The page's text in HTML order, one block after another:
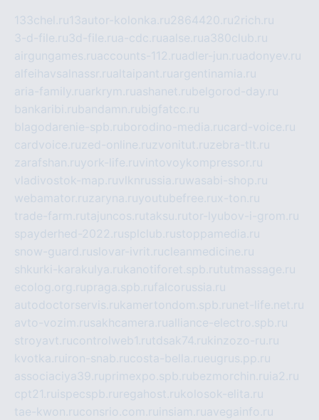
133chel.ru13autor-kolonka.ru2864420.ru2rich.ru
3-d-file.ru3d-file.rua-cdc.ruaalse.rua380club.ru
airgungames.ruaccounts-112.ruadler-jun.ruadonyev.ru
alfeihavsalnassr.rualtaipant.ruargentinamia.ru
aria-family.ruarkrym.ruashanet.rubelgorod-day.ru
bankaribi.rubandamn.rubigfatcc.ru
blagodarenie-spb.ruborodino-media.rucard-voice.ru
cardvoice.ruzed-online.ruzvonitut.ruzebra-tlt.ru
zarafshan.ruyork-life.ruvintovoykompressor.ru
vladivostok-map.ruvlknrussia.ruwasabi-shop.ru
webamator.ruzaryna.ruyoutubefree.rux-ton.ru
trade-farm.rutajuncos.rutaksu.rutor-lyubov-i-grom.ru
spayderhed-2022.rusplclub.rustoppamedia.ru
snow-guard.ruslovar-ivrit.rucleanmedicine.ru
shkurki-karakulya.rukanotiforet.spb.rututmassage.ru
ecolog.org.rupraga.spb.rufalcorussia.ru
autodoctorservis.rukamertondom.spb.ru net-life.net.ru
avto-vozim.rusakhcamera.rualliance-electro.spb.ru
stroyavt.rucontrolweb1.rutdsak74.rukinzozo-ru.ru
kvotka.ru iron-snab.rucosta-bella.rueugrus.pp.ru
associaciya39.ruprimexpo.spb.rubezmorchin.ru ia2.ru
cpt21.ru ispecspb.ru regahost.rukolosok-elita.ru
tae-kwon.ruconsrio.com.ru insiam.ruavegainfo.ru